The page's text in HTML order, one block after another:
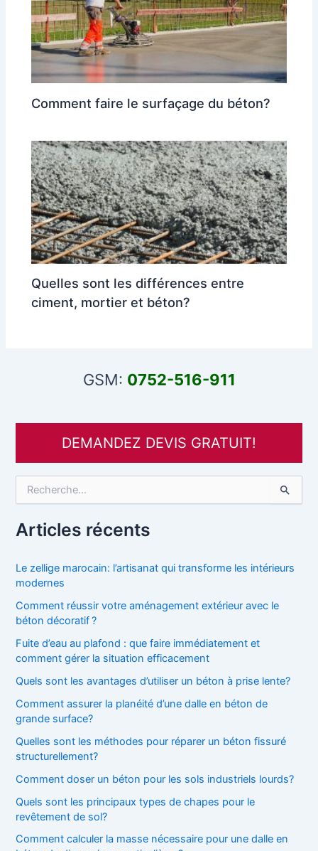
Comment faire le surfaçage du béton?
Quelles sont les différences entre
ciment, mortier et béton?
GSM: 0752-516-911
DEMANDEZ DEVIS GRATUIT!
h
e
c
h
r
:
Articles récents
Le zellige marocain: l’artisanat qui transforme les intérieurs
modernes
Comment réussir votre aménagement extérieur avec le
béton décoratif ?
Fuite d’eau au plafond : que faire immédiatement et
comment gérer la situation efficacement
Quels sont les avantages d’utiliser un béton à prise lente?
Comment assurer la planéité d’une dalle en béton de
grande surface?
Quelles sont les méthodes pour réparer un béton fissuré
structurellement?
Comment doser un béton pour les sols industriels lourds?
Quels sont les principaux types de chapes pour le
revêtement de sol?
Comment calculer la masse nécessaire pour une dalle en